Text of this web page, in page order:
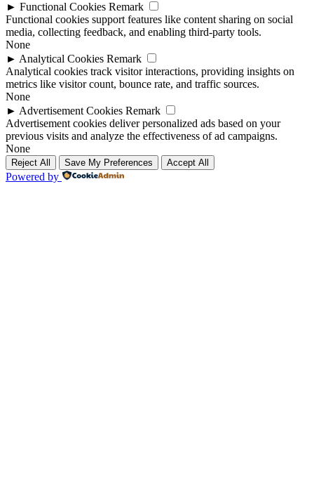
► Functional Cookies Remark
Functional cookies support features like content sharing on social
media, collecting feedback, and enabling third-party tools.
None
► Analytical Cookies Remark
Analytical cookies track visitor interactions, providing insights on
metrics like visitor count, bounce rate, and traffic sources.
None
► Advertisement Cookies Remark
Advertisement cookies deliver personalized ads based on your
previous visits and analyze the effectiveness of ad campaigns.
None
Reject All Save My Preferences Accept All
Powered by